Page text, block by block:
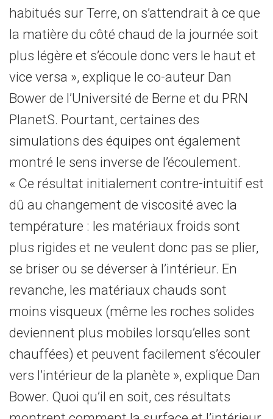
habitués sur Terre, on s’attendrait à ce que
la matière du côté chaud de la journée soit
plus légère et s’écoule donc vers le haut et
vice versa », explique le co-auteur Dan
Bower de l’Université de Berne et du PRN
PlanetS. Pourtant, certaines des
simulations des équipes ont également
montré le sens inverse de l’écoulement.
« Ce résultat initialement contre-intuitif est
dû au changement de viscosité avec la
température : les matériaux froids sont
plus rigides et ne veulent donc pas se plier,
se briser ou se déverser à l’intérieur. En
revanche, les matériaux chauds sont
moins visqueux (même les roches solides
deviennent plus mobiles lorsqu’elles sont
chauffées) et peuvent facilement s’écouler
vers l’intérieur de la planète », explique Dan
Bower. Quoi qu’il en soit, ces résultats